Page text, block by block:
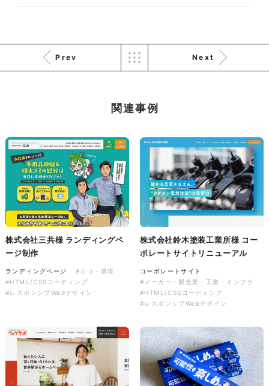
ヒーパッケージ
株式会社バスコフーズ様
FRUITFRUIT SNACK パッケ
ージデザイン
パッケージ
#食品・飲食
#パッケージデザイン
Prev Next
関連事例
株式会社三共様 ランディングペ
ージ制作
ランディングページ
#エコ・環境
#HTML/CSSコーディング
#レスポンシブWebデザイン
株式会社鈴木塗装工業所様 コー
ポレートサイトリニューアル
コーポレートサイト
#メーカー・製造業・工業・インフラ
#HTML/CSSコーディング
#レスポンシブWebデザイン